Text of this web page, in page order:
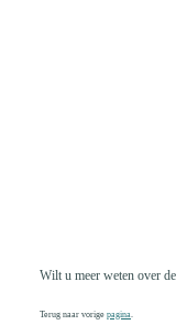
Wilt u meer weten over
Terug naar vorige pagina.